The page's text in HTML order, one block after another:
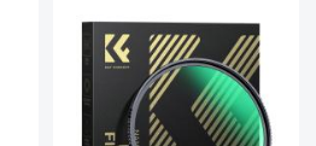
り、スリムマルチコーテ
ィング HD 光学ガラス